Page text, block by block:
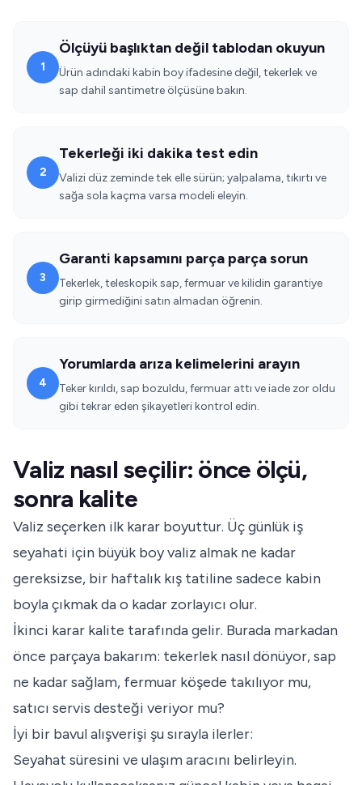
1
Ölçüyü başlıktan değil tablodan okuyun
Ürün adındaki kabin boy ifadesine değil, tekerlek ve
sap dahil santimetre ölçüsüne bakın.
2
Tekerleği iki dakika test edin
Valizi düz zeminde tek elle sürün; yalpalama, tıkırtı ve
sağa sola kaçma varsa modeli eleyin.
3
Garanti kapsamını parça parça sorun
Tekerlek, teleskopik sap, fermuar ve kilidin garantiye
girip girmediğini satın almadan öğrenin.
4
Yorumlarda arıza kelimelerini arayın
Teker kırıldı, sap bozuldu, fermuar attı ve iade zor oldu
gibi tekrar eden şikayetleri kontrol edin.
Valiz nasıl seçilir: önce ölçü,
sonra kalite
Valiz seçerken ilk karar boyuttur. Üç günlük iş
seyahati için büyük boy valiz almak ne kadar
gereksizse, bir haftalık kış tatiline sadece kabin
boyla çıkmak da o kadar zorlayıcı olur.
İkinci karar kalite tarafında gelir. Burada markadan
önce parçaya bakarım: tekerlek nasıl dönüyor, sap
ne kadar sağlam, fermuar köşede takılıyor mu,
satıcı servis desteği veriyor mu?
İyi bir bavul alışverişi şu sırayla ilerler:
Seyahat süresini ve ulaşım aracını belirleyin.